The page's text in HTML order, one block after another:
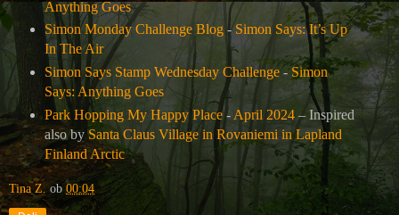
Anything Goes
Simon Monday Challenge Blog-Simon Says: It’s Up
In The Air
Simon Says Stamp Wednesday Challenge-Simon
Says: Anything Goes
Park Hopping My Happy Place- April 2024– Inspired
also bySanta Claus Village in Rovaniemi in Lapland
Finland Arctic
Tina Z. ob00:04